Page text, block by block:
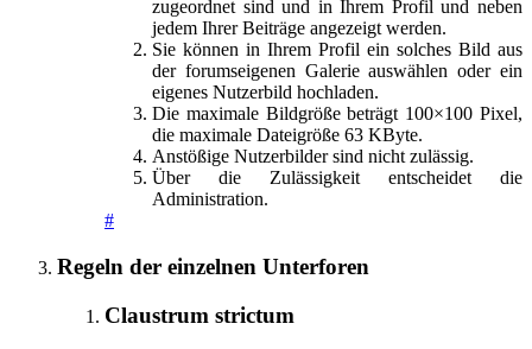
zugeordnet sind und in Ihrem Profil und neben
jedem Ihrer Beiträge angezeigt werden.
Sie können in Ihrem Profil ein solches Bild aus
der forumseigenen Galerie auswählen oder ein
eigenes Nutzerbild hochladen.
Die maximale Bildgröße beträgt 100×100 Pixel,
die maximale Dateigröße 63 KByte.
Anstößige Nutzerbilder sind nicht zulässig.
Über die Zulässigkeit entscheidet die
Administration.
#
Regeln der einzelnen Unterforen
Claustrum strictum